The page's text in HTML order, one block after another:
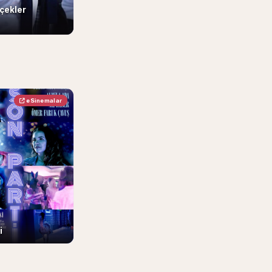
eSinemalar